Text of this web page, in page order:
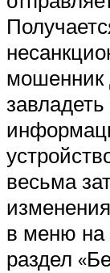
мошенник
весьма
в меню на
раздел